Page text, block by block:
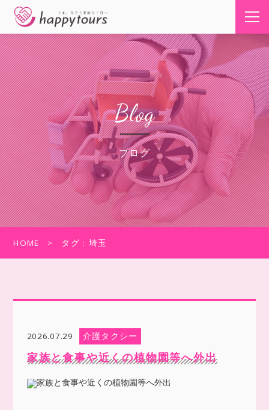
Blog
ブログ
HOME タグ : 埼玉
2026.07.29 介護タクシー
家族と食事や近くの植物園等へ外出